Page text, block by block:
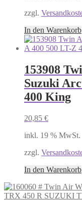
zzgl.
In den Warenkorb
153908
Suzuki
400 King
20,85 €
inkl. 19 % MwSt.
zzgl.
In den Warenkorb